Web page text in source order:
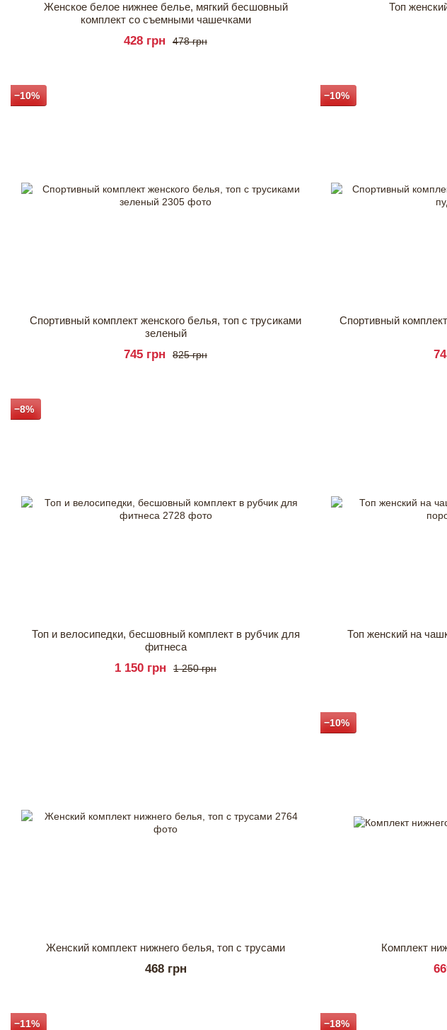
Женское белое нижнее белье, мягкий бесшовный
комплект со съемными чашечками
478 грн
428 грн
Топ
−10%
Спортивный комплект женского белья, топ с трусиками
зеленый
825 грн
745 грн
−10%
Спортивный
−8%
Топ и велосипедки, бесшовный комплект в рубчик для
фитнеса
1 250 грн
1 150 грн
Топ женский на
Женский комплект нижнего белья, топ с трусами
468 грн
−10%
Комплект
−11% −18%